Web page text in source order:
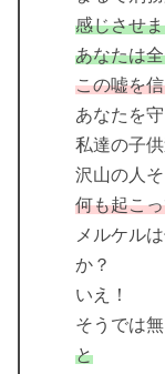
感じさせ
あなたは
この嘘を
あなたを
私達の子
沢山の人
何も起こ
メルケル
か？
いえ！
そうでは無
と